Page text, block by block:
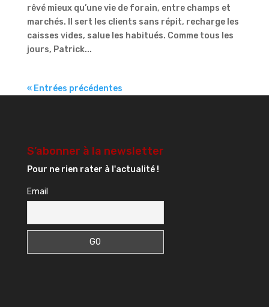
rêvé mieux qu’une vie de forain, entre champs et
marchés. Il sert les clients sans répit, recharge les
caisses vides, salue les habitués. Comme tous les
jours, Patrick...
« Entrées précédentes
S’abonner à la newsletter
Pour ne rien rater à l'actualité !
Email